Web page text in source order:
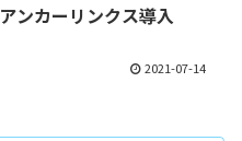
アンカーリンクス導入
2021-07-14